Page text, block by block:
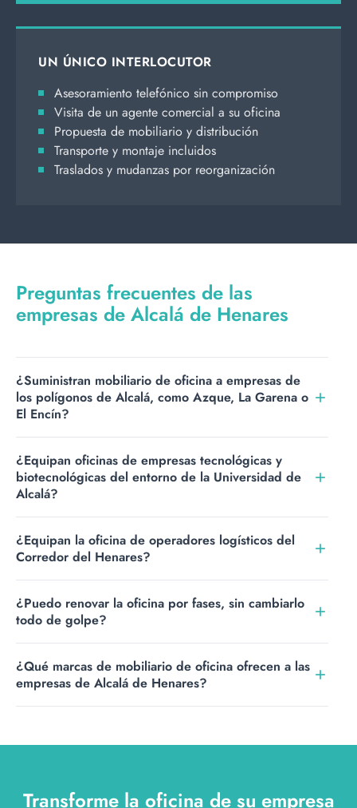
UN ÚNICO INTERLOCUTOR
Asesoramiento telefónico sin compromiso
Visita de un agente comercial a su oficina
Propuesta de mobiliario y distribución
Transporte y montaje incluidos
Traslados y mudanzas por reorganización
Preguntas frecuentes de las
empresas de Alcalá de Henares
¿Suministran mobiliario de oficina a empresas de
los polígonos de Alcalá, como Azque, La Garena o
El Encín?
Alcalá de Henares, como Azque, La Garena o El Encín, y
en el resto del Corredor del Henares, con transporte y
¿Equipan oficinas de empresas tecnológicas y
biotecnológicas del entorno de la Universidad de
Alcalá?
Universidad, con empresas de biotecnología, ingeniería o
I+D: equipamos sus oficinas y laboratorios de gestión con
¿Equipan la oficina de operadores logísticos del
Corredor del Henares?
plataformas logísticas: equipamos la oficina de gestión,
la sala de reuniones y la recepción junto a la nave, con
¿Puedo renovar la oficina por fases, sin cambiarlo
todo de golpe?
concretas, como sillería, puestos operativos o salas de
reuniones, de modo que puede renovar el espacio por
¿Qué marcas de mobiliario de oficina ofrecen a las
empresas de Alcalá de Henares?
Transforme la oficina de su empresa